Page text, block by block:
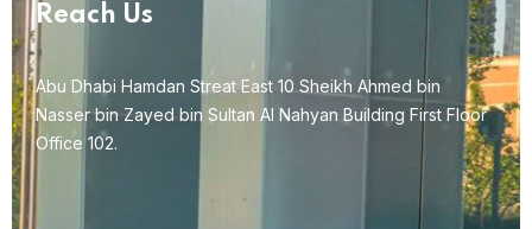
Reach Us
Abu Dhabi Hamdan Streat East 10 Sheikh Ahmed bin
Nasser bin Zayed bin Sultan Al Nahyan Building First Floor
Office 102.